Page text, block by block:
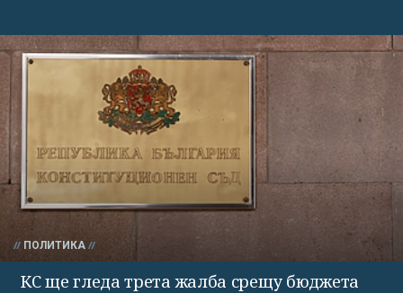
ПОЛИТИКА
КС ще гледа трета жалба срещу бюджета